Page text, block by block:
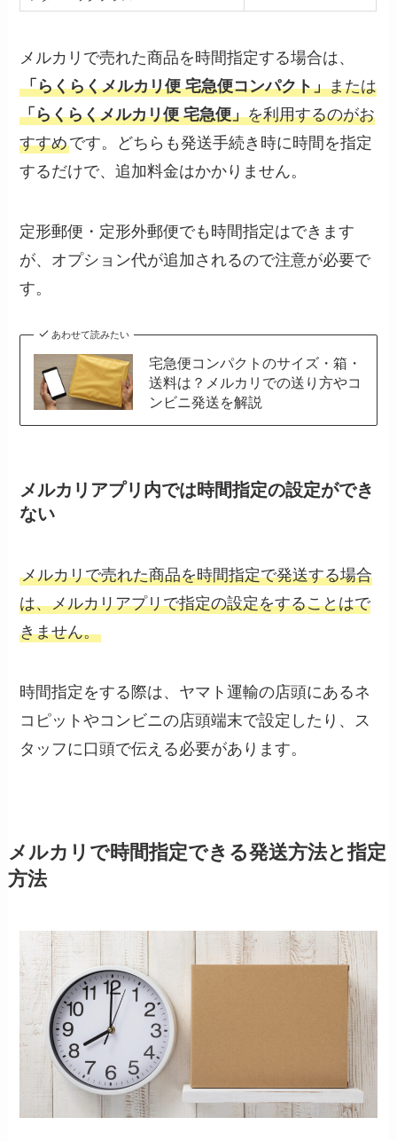
メルカリで売れた商品を時間指定する場合は、
「らくらくメルカリ便 宅急便コンパクト」または
「らくらくメルカリ便 宅急便」を利用するのがお
すすめです。どちらも発送手続き時に時間を指定
するだけで、追加料金はかかりません。
定形郵便・定形外郵便でも時間指定はできます
が、オプション代が追加されるので注意が必要で
す。
あわせて読みたい
宅急便コンパクトのサイズ・箱・
送料は？メルカリでの送り方やコ
ンビニ発送を解説
メルカリアプリ内では時間指定の設定ができ
ない
メルカリで売れた商品を時間指定で発送する場合
は、メルカリアプリで指定の設定をすることはで
きません。
時間指定をする際は、ヤマト運輸の店頭にあるネ
コピットやコンビニの店頭端末で設定したり、ス
タッフに口頭で伝える必要があります。
メルカリで時間指定できる発送方法と指定
方法